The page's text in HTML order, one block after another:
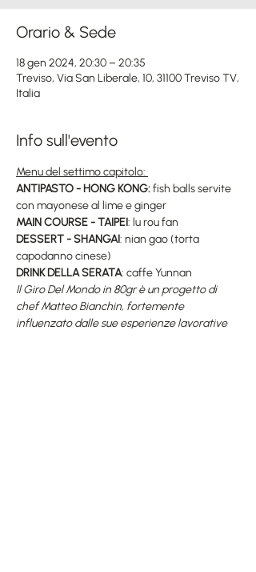
Orario & Sede
18 gen 2024, 20:30 – 20:35
Treviso, Via San Liberale, 10, 31100 Treviso TV,
Italia
Info sull'evento
Menu del settimo capitolo:
ANTIPASTO - HONG KONG: fish balls servite
con mayonese al lime e ginger
MAIN COURSE - TAIPEI
DESSERT - SHANGAI: nian gao (torta
capodanno cinese)
DRINK DELLA SERATA: caffe Yunnan
Il Giro Del Mondo in 80gr è un progetto di
chef Matteo Bianchin, fortemente
influenzato dalle sue esperienze lavorative